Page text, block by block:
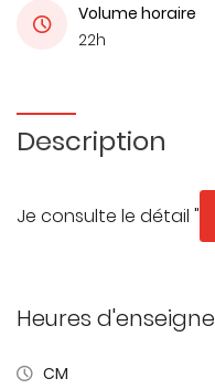
Volume horaire
22h
Description
Je consulte le détail "
Heures
CM